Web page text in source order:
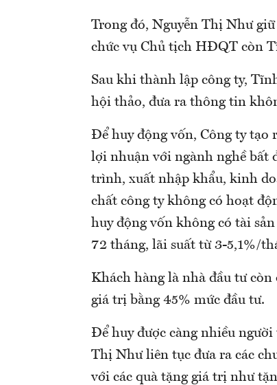
Trong đó, Nguyễn Thị Như
chức vụ Chủ tịch HĐQT còn
Sau khi thành lập công ty,
hội thảo, đưa ra thông tin
Để huy động vốn, Công ty tạo
lợi nhuận với ngành nghề bất
trình, xuất nhập khẩu, kinh
chất công ty không có hoạt
huy động vốn không có tài
72 tháng, lãi suất từ 3-5,1%/
Khách hàng là nhà đầu tư còn
giá trị bằng 45% mức đầu tư.
Để huy được càng nhiều
Thị Như liên tục đưa ra các
với các quà tặng giá trị như